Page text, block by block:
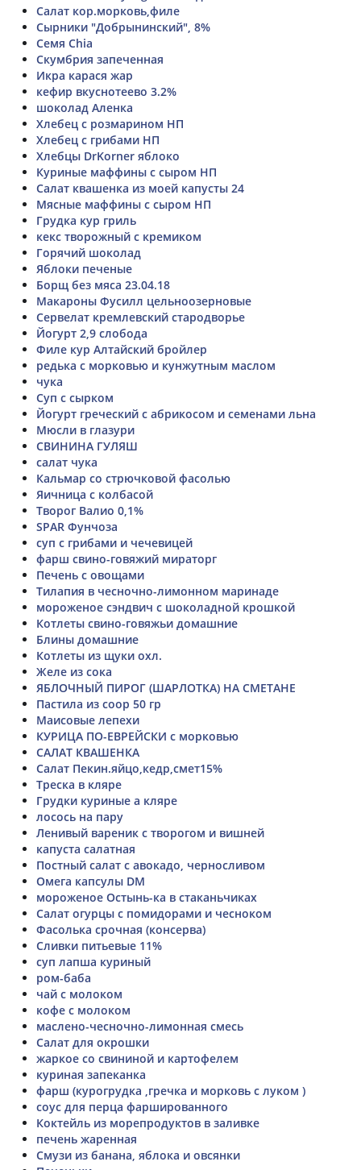
Салат кор.морковь,филе
Сырники "Добрынинский", 8%
Семя Chia
Скумбрия запеченная
Икра карася жар
кефир вкуснотеево 3.2%
шоколад Аленка
Хлебец с розмарином НП
Хлебец с грибами НП
Хлебцы DrKorner яблоко
Куриные маффины с сыром НП
Салат квашенка из моей капусты 24
Мясные маффины с сыром НП
Грудка кур гриль
кекс творожный с кремиком
Горячий шоколад
Яблоки печеные
Борщ без мяса 23.04.18
Макароны Фусилл цельноозерновые
Сервелат кремлевский стародворье
Йогурт 2,9 слобода
Филе кур Алтайский бройлер
редька с морковью и кунжутным маслом
чука
Суп с сырком
Йогурт греческий с абрикосом и семенами льна
Мюсли в глазури
СВИНИНА ГУЛЯШ
салат чука
Кальмар со стрючковой фасолью
Яичница с колбасой
Творог Валио 0,1%
SPAR Фунчоза
суп с грибами и чечевицей
фарш свино-говяжий мираторг
Печень с овощами
Тилапия в чесночно-лимонном маринаде
мороженое сэндвич с шоколадной крошкой
Котлеты свино-говяжьи домашние
Блины домашние
Котлеты из щуки охл.
Желе из сока
ЯБЛОЧНЫЙ ПИРОГ (ШАРЛОТКА) НА СМЕТАНЕ
Пастила из соор 50 гр
Маисовые лепехи
КУРИЦА ПО-ЕВРЕЙСКИ с морковью
САЛАТ КВАШЕНКА
Салат Пекин.яйцо,кедр,смет15%
Треска в кляре
Грудки куриные а кляре
лосось на пару
Ленивый вареник с творогом и вишней
капуста салатная
Постный салат с авокадо, черносливом
Омега капсулы DM
мороженое Остынь-ка в стаканьчиках
Салат огурцы с помидорами и чесноком
Фасолька срочная (консерва)
Сливки питьевые 11%
суп лапша куриный
ром-баба
чай с молоком
кофе с молоком
маслено-чесночно-лимонная смесь
Салат для окрошки
жаркое со свининой и картофелем
куриная запеканка
фарш (курогрудка ,гречка и морковь с луком )
соус для перца фаршированного
Коктейль из морепродуктов в заливке
печень жаренная
Смузи из банана, яблока и овсянки